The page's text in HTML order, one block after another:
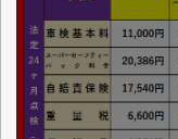
勢崎宮子店は車検、
装、自動車保険と
をお守り致します
に地域NO.1の頼れ
是非ご来店下さい。